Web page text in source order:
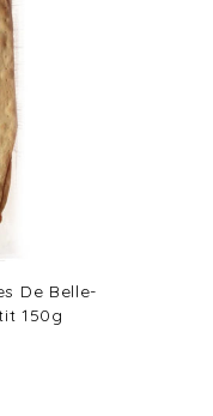
De Belle-
150g